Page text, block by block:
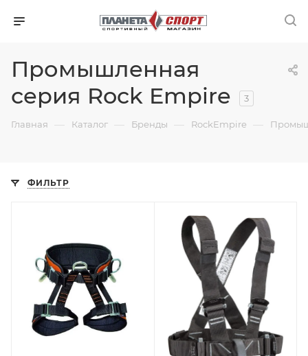
Промышленная
серия Rock Empire
3
Главная — Каталог — Бренды — RockEmpire —
ФИЛЬТР